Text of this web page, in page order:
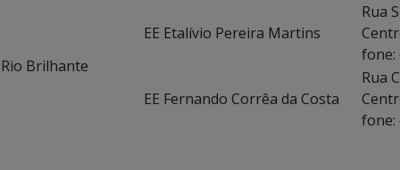
Rio Brilhante
EE Etalívio Pereira Martins
Rua
fone:
EE Fernando Corrêa da Costa
Rua
fone: